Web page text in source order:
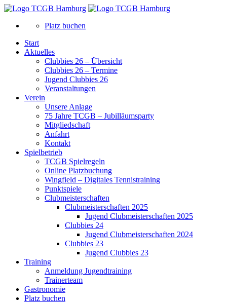
Platz buchen
Start
Aktuelles
Clubbies 26 – Übersicht
Clubbies 26 – Termine
Jugend Clubbies 26
Veranstaltungen
Verein
Unsere Anlage
75 Jahre TCGB – Jubilläumsparty
Mitgliedschaft
Anfahrt
Kontakt
Spielbetrieb
TCGB Spielregeln
Online Platzbuchung
Wingfield – Digitales Tennistraining
Punktspiele
Clubmeisterschaften
Clubmeisterschaften 2025
Jugend Clubmeisterschaften 2025
Clubbies 24
Jugend Clubmeisterschaften 2024
Clubbies 23
Jugend Clubbies 23
Training
Anmeldung Jugendtraining
Trainerteam
Gastronomie
Platz buchen